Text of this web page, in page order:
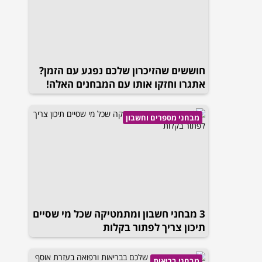
חוששים שהזיכרון שלכם נפגע עם הזמן?
אתגרו וחזקו אותו עם המבחנים האלה!
מבחני מספרים וחשבון
3 מבחני חשבון ומתמטיקה שכל מי שסיים
תיכון צריך לפתור בקלות